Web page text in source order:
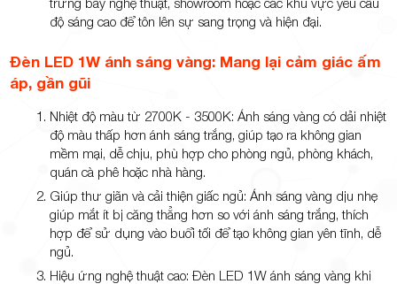
độ sáng cao để tôn lên sự sang trọng và hiện đại.
Đèn LED 1W ánh sáng vàng: Mang lại cảm giác ấm
áp, gần gũi
Nhiệt độ màu từ 2700K - 3500K: Ánh sáng vàng có dải nhiệt
độ màu thấp hơn ánh sáng trắng, giúp tạo ra không gian
mềm mại, dễ chịu, phù hợp cho phòng ngủ, phòng khách,
quán cà phê hoặc nhà hàng.
Giúp thư giãn và cải thiện giấc ngủ: Ánh sáng vàng dịu nhẹ
giúp mắt ít bị căng thẳng hơn so với ánh sáng trắng, thích
hợp để sử dụng vào buổi tối để tạo không gian yên tĩnh, dễ
ngủ.
Hiệu ứng nghệ thuật cao: Đèn LED 1W ánh sáng vàng khi